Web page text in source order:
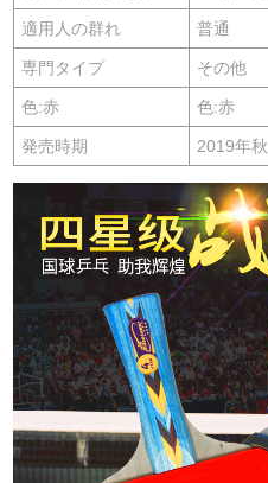
適用人の群れ 普通
専門タイプ その他
色:赤 色:赤
発売時期 2019年秋